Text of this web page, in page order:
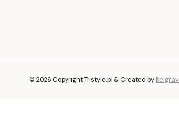
© 2026 Copyright Tristyle.pl & Created by Belgrav